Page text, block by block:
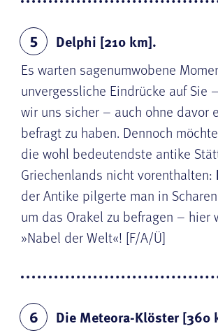
5
Delphi [210 km].
Es warten sagenumwobene
unvergessliche Eindrücke auf Sie
wir uns sicher – auch ohne davor
befragt zu haben. Dennoch
die wohl bedeutendste antike
Griechenlands nicht vorenthalten:
der Antike pilgerte man in
um das Orakel zu befragen – hier
»Nabel der Welt«! [F/A/Ü]
6
Die Meteora-Klöster [360